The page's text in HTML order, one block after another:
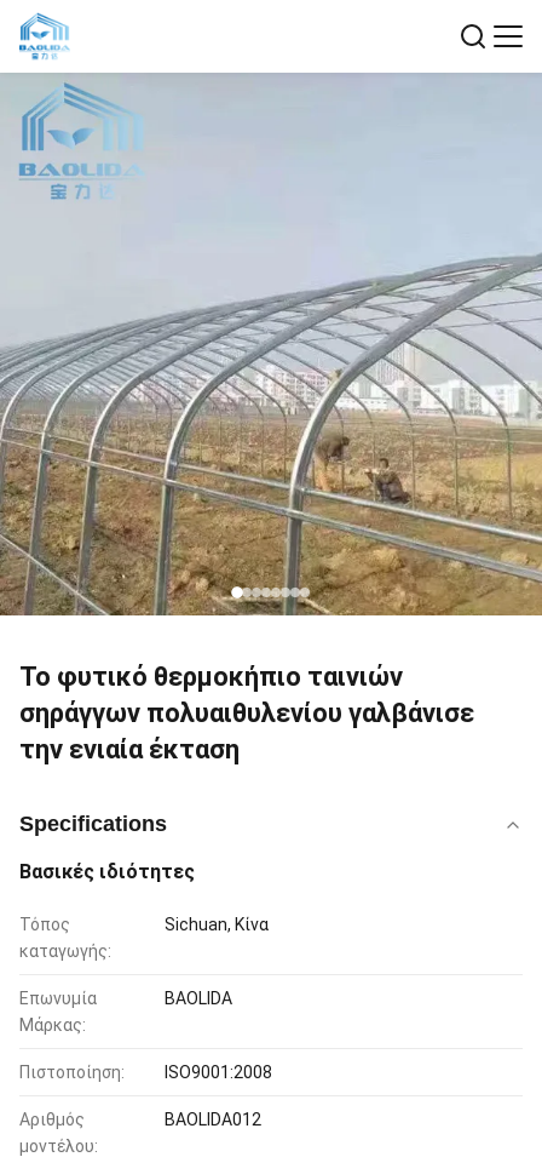
Το φυτικό θερμοκήπιο ταινιών
σηράγγων πολυαιθυλενίου γαλβάνισε
την ενιαία έκταση
Specifications
Βασικές ιδιότητες
Τόπος
καταγωγής:
Sichuan, Κίνα
Επωνυμία
Μάρκας:
BAOLIDA
Πιστοποίηση: ISO9001:2008
Αριθμός
μοντέλου:
BAOLIDA012